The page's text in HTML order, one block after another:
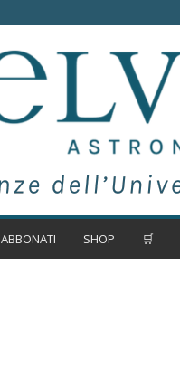
ABBONATI SHOP 🛒